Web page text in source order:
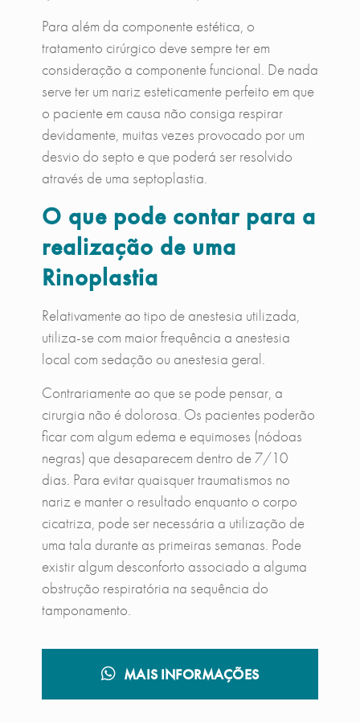
Para além da componente estética, o
tratamento cirúrgico deve sempre ter em
consideração a componente funcional. De nada
serve ter um nariz esteticamente perfeito em que
o paciente em causa não consiga respirar
devidamente, muitas vezes provocado por um
desvio do septo e que poderá ser resolvido
através de uma septoplastia.
O que pode contar para a
realização de uma
Rinoplastia
Relativamente ao tipo de anestesia utilizada,
utiliza-se com maior frequência a anestesia
local com sedação ou anestesia geral.
Contrariamente ao que se pode pensar, a
cirurgia não é dolorosa. Os pacientes poderão
ficar com algum edema e equimoses (nódoas
negras) que desaparecem dentro de 7/10
dias. Para evitar quaisquer traumatismos no
nariz e manter o resultado enquanto o corpo
cicatriza, pode ser necessária a utilização de
uma tala durante as primeiras semanas. Pode
existir algum desconforto associado a alguma
obstrução respiratória na sequência do
tamponamento.
MAIS INFORMAÇÕES